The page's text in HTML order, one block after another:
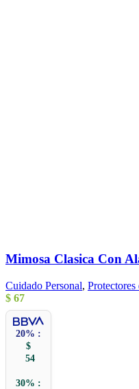
Mimosa Clasica Con
Cuidado Personal, Protectores
$ 67
20% :
$
54
30% :